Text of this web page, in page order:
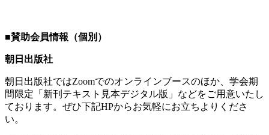
■賛助会員情報（個別）
朝日出版社
朝日出版社ではZoomでのオンラインブースのほか、学会期
間限定「新刊テキスト見本デジタル版」などをご用意いたし
ております。ぜひ下記HPからお気軽にお立ちよりくださ
い。